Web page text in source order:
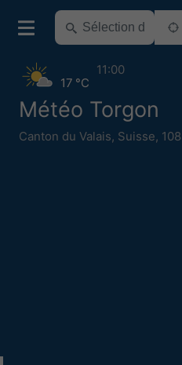
Météo Torgon
Canton du Valais, Suisse,
17 °C
11:00